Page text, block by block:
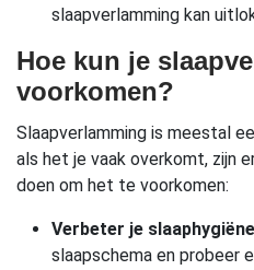
slaapverlamming kan
Hoe kun je
voorkomen?
Slaapverlamming is meestal
als het je vaak overkomt, zijn
doen om het te voorkomen:
Verbeter je slaaphygiëne
slaapschema en probeer